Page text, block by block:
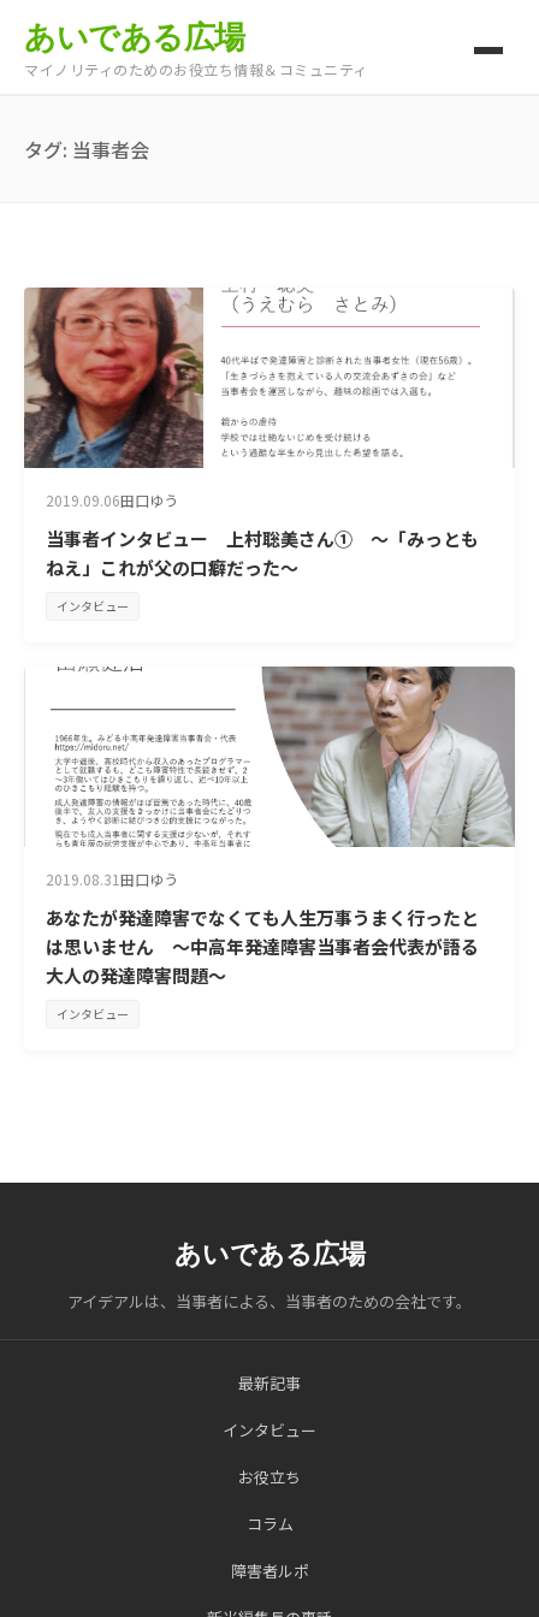
あいである広場
マイノリティのためのお役立ち情報＆コミュニティ
タグ: 当事者会
2019.09.06田口ゆう
当事者インタビュー 上村聡美さん① ～「みっとも
ねえ」これが父の口癖だった～
インタビュー
2019.08.31田口ゆう
あなたが発達障害でなくても人生万事うまく行ったと
は思いません ～中高年発達障害当事者会代表が語る
大人の発達障害問題～
インタビュー
あいである広場
アイデアルは、当事者による、当事者のための会社です。
最新記事
インタビュー
お役立ち
コラム
障害者ルポ